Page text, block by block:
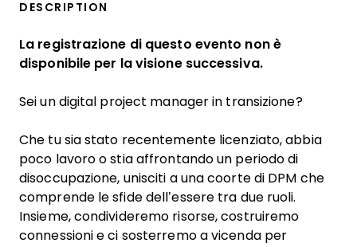
DESCRIPTION
La registrazione di questo evento non è
disponibile per la visione successiva.
Sei un digital project manager in transizione?
Che tu sia stato recentemente licenziato, abbia
poco lavoro o stia affrontando un periodo di
disoccupazione, unisciti a una coorte di DPM che
comprende le sfide dell’essere tra due ruoli.
Insieme, condivideremo risorse, costruiremo
connessioni e ci sosterremo a vicenda per